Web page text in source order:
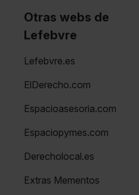
Otras webs de
Lefebvre
Lefebvre.es
ElDerecho.com
Espacioasesoria.com
Espaciopymes.com
Derecholocal.es
Extras Mementos